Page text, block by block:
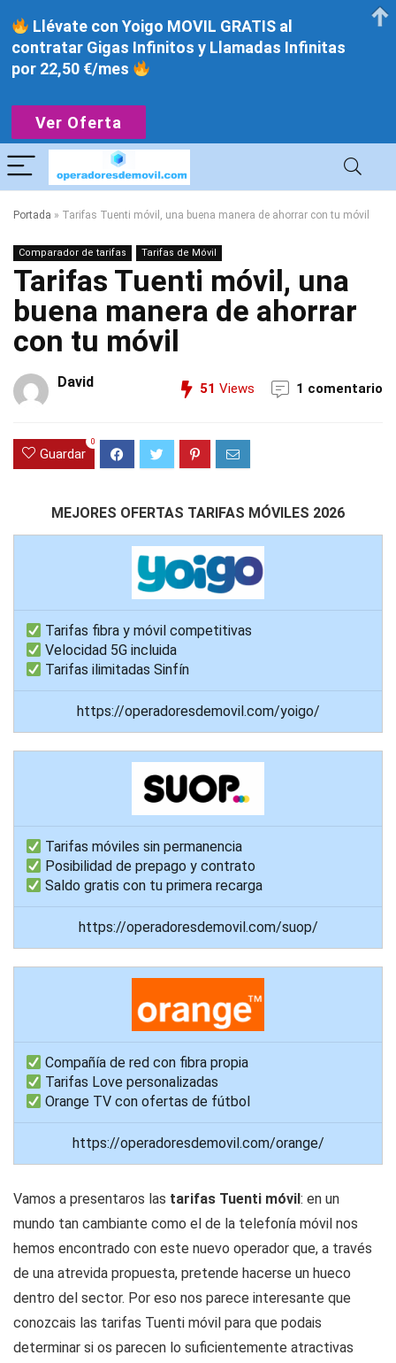
Portada » Tarifas Tuenti móvil, una buena manera de ahorrar con tu móvil
Comparador de tarifas Tarifas de Móvil
Tarifas Tuenti móvil, una
buena manera de ahorrar
con tu móvil
David 51 Views 1 comentario
Guardar
0
MEJORES OFERTAS TARIFAS MÓVILES 2026
Tarifas fibra y móvil competitivas
Velocidad 5G incluida
Tarifas ilimitadas Sinfín
https://operadoresdemovil.com/yoigo/
Tarifas móviles sin permanencia
Posibilidad de prepago y contrato
Saldo gratis con tu primera recarga
https://operadoresdemovil.com/suop/
Compañía de red con fibra propia
Tarifas Love personalizadas
Orange TV con ofertas de fútbol
https://operadoresdemovil.com/orange/
Vamos a presentaros las tarifas Tuenti móvil : en un
mundo tan cambiante como el de la telefonía móvil nos
hemos encontrado con este nuevo operador que, a través
de una atrevida propuesta, pretende hacerse un hueco
dentro del sector. Por eso nos parece interesante que
conozcais las tarifas Tuenti móvil para que podais
determinar si os parecen lo suficientemente atractivas
Llévate con Yoigo MOVIL GRATIS al
contratar Gigas Infinitos y Llamadas Infinitas
por 22,50 €/mes
Ver Oferta